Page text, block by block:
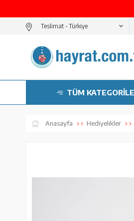
Teslimat -
TÜM
Anasayfa Hediyelikler